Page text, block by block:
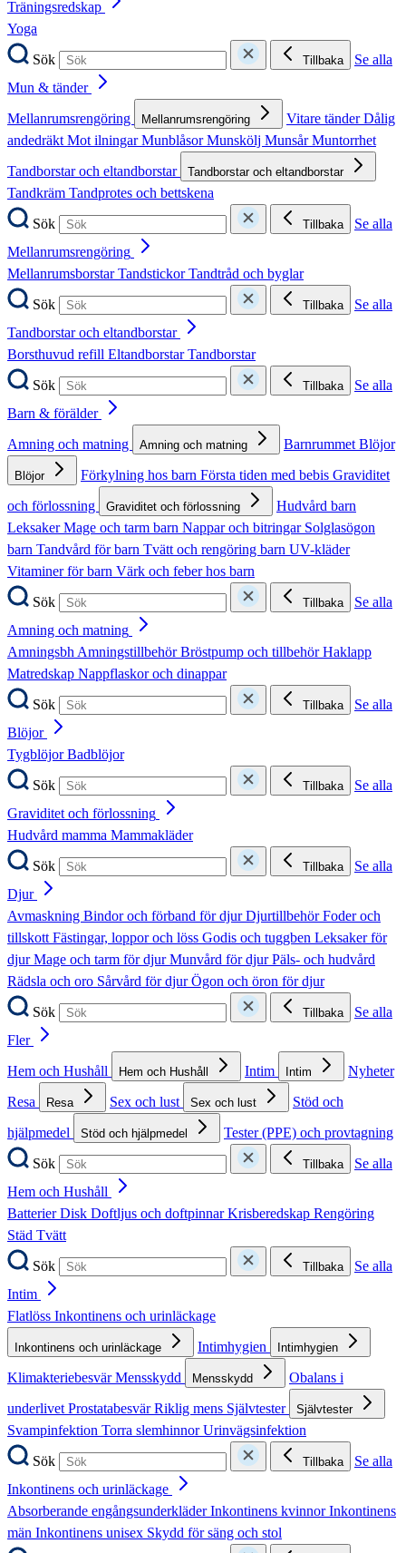
Träningsredskap
Yoga
Sök
Tillbaka
Se alla
Mun & tänder
Mellanrumsrengöring
Mellanrumsrengöring Vitare tänderDålig
andedräktMot ilningarMunblåsorMunskölj MunsårMuntorrhet
Tandborstar och eltandborstar
Tandborstar och eltandborstar
Tandkräm Tandprotes och bettskena
Sök
Tillbaka
Se alla
Mellanrumsrengöring
MellanrumsborstarTandstickorTandtråd och byglar
Sök
Tillbaka
Se alla
Tandborstar och eltandborstar
Borsthuvud refill EltandborstarTandborstar
Sök
Tillbaka
Se alla
Barn & förälder
Amning och matning
Amning och matning BarnrummetBlöjor
Blöjor Förkylning hos barn Första tiden med bebis Graviditet
och förlossning
Graviditet och förlossning
Hudvård barn
LeksakerMage och tarm barn Nappar och bitringar Solglasögon
barn Tandvård för barn Tvätt och rengöring barn UV-kläder
Vitaminer för barn Värk och feber hos barn
Sök
Tillbaka
Se alla
Amning och matning
AmningsbhAmningstillbehörBröstpump och tillbehörHaklapp
Matredskap Nappflaskor och dinappar
Sök
Tillbaka
Se alla
Blöjor
TygblöjorBadblöjor
Sök
Tillbaka
Se alla
Graviditet och förlossning
Hudvård mamma Mammakläder
Sök
Tillbaka
Se alla
Djur
Avmaskning Bindor och förband för djurDjurtillbehörFoder och
tillskottFästingar, loppor och löss Godis och tuggben Leksaker för
djurMage och tarm för djurMunvård för djurPäls- och hudvård
Rädsla och oro Sårvård för djurÖgon och öron för djur
Sök
Tillbaka
Se alla
Fler
Hem och Hushåll
Hem och Hushåll Intim Intim
Nyheter
Resa
Resa Sex och lust Sex och lust
Stöd och
hjälpmedel
Stöd och hjälpmedel
Tester (PPE) och provtagning
Sök
Tillbaka
Se alla
Hem och Hushåll
BatterierDisk Doftljus och doftpinnarKrisberedskap Rengöring
Städ Tvätt
Sök
Tillbaka
Se alla
Intim
Flatlöss Inkontinens och urinläckage
Inkontinens och urinläckage Intimhygien Intimhygien
KlimakteriebesvärMensskydd Mensskydd
Obalans i
underlivetProstatabesvärRiklig mens Självtester Självtester
Svampinfektion Torra slemhinnorUrinvägsinfektion
Sök
Tillbaka
Se alla
Inkontinens och urinläckage
Absorberande engångsunderkläderInkontinens kvinnorInkontinens
män Inkontinens unisex Skydd för säng och stol